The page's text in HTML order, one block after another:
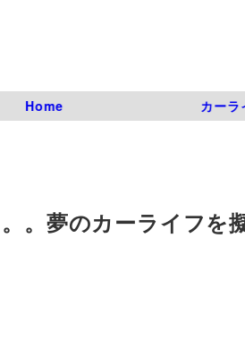
Home カーラ
。夢のカーライフを